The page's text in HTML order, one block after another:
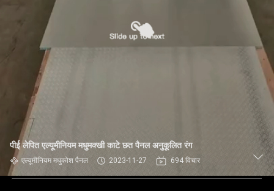
पीई लेपित एल्यूमीनियम मधुमक्खी काटे छत पैनल अनुकूलित रंग
एल्यूमीनियम मधुकोश पैनल 2023-11-27 694 विचार